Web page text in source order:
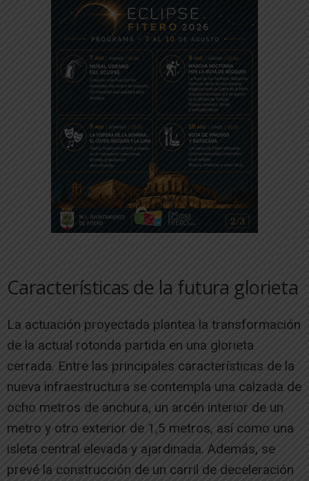
Características de la futura glorieta
La actuación proyectada plantea la transformación
de la actual rotonda partida en una glorieta
cerrada. Entre las principales características de la
nueva infraestructura se contempla una calzada de
ocho metros de anchura, un arcén interior de un
metro y otro exterior de 1,5 metros, así como una
isleta central elevada y ajardinada. Además, se
prevé la construcción de un carril de deceleración